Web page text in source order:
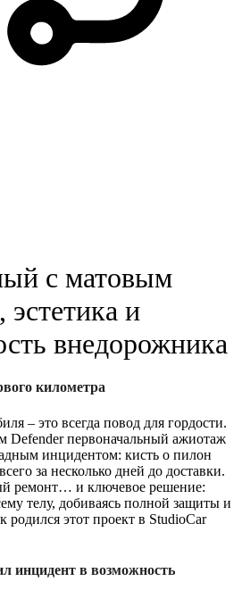
с матовым
эстетика и
внедорожника
километра
– это всегда повод для гордости.
Defender первоначальный ажиотаж
инцидентом: кисть о пилон
за несколько дней до доставки.
ремонт… и ключевое решение:
телу, добиваясь полной защиты и
родился этот проект в StudioCar
инцидент в возможность